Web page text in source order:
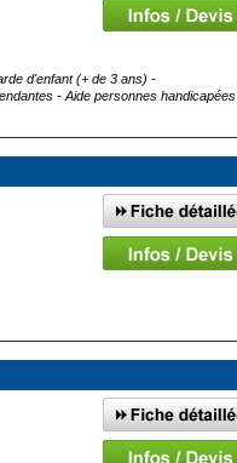
d'enfant (+ de 3 ans) -
- Aide personnes handicapées